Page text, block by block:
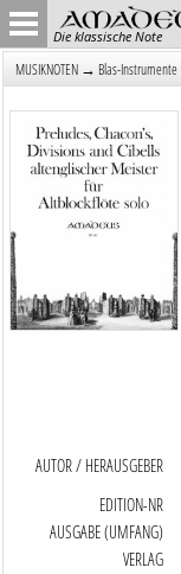
Die klassische Note
MUSIKNOTEN → Blas-Instrumente
AUTOR / HERAUSGEBER
EDITION-NR
AUSGABE (UMFANG)
VERLAG